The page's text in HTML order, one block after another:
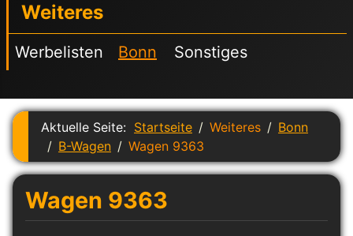
Weiteres
Werbelisten Bonn Sonstiges
Aktuelle Seite: Startseite Weiteres
Bonn
B-Wagen
Wagen 9363
Wagen 9363